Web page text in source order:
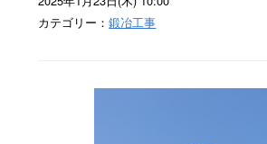
カテゴリー：鍛冶工事